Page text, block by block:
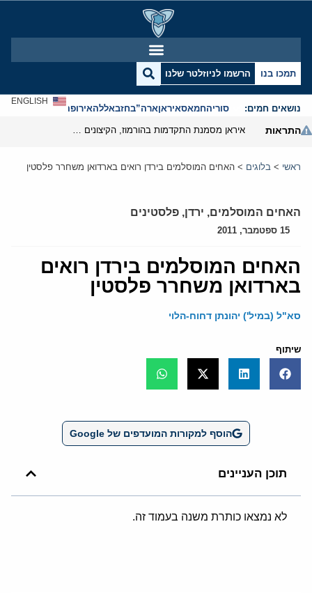
תמכו בנו הרשמו לניוזלטר שלנו
נושאים חמים: סוריהחמאסאיראןארה”בחזבאללהאירופהאנטישמיות
ENGLISH
התראות
ראשי > בלוגים > האחים המוסלמים בירדן רואים בארדואן משחרר פלסטין
האחים המוסלמים, ירדן, פלסטינים
15 ספטמבר, 2011
האחים המוסלמים בירדן רואים
בארדואן משחרר פלסטין
סא"ל (במיל') יהונתן דחוח-הלוי
שיתוף
הוסף למקורות המועדפים של Google
תוכן העניינים
לא נמצאו כותרת משנה בעמוד זה.